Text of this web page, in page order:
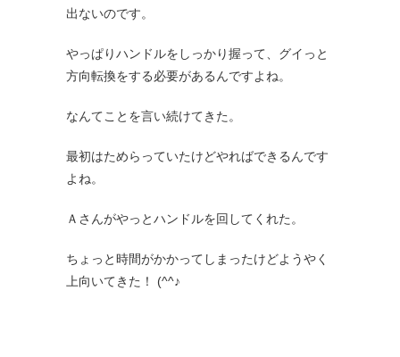
出ないのです。
やっぱりハンドルをしっかり握って、グイっと
方向転換をする必要があるんですよね。
なんてことを言い続けてきた。
最初はためらっていたけどやればできるんです
よね。
Ａさんがやっとハンドルを回してくれた。
ちょっと時間がかかってしまったけどようやく
上向いてきた！ (^^♪